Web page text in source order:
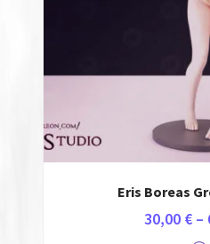
Sin Nanatsu no Taizai
Tengen Toppa
ΥΠΗΡΕΣΙΕΣ 3D PRINTING
Eris Boreas
30,00 € –